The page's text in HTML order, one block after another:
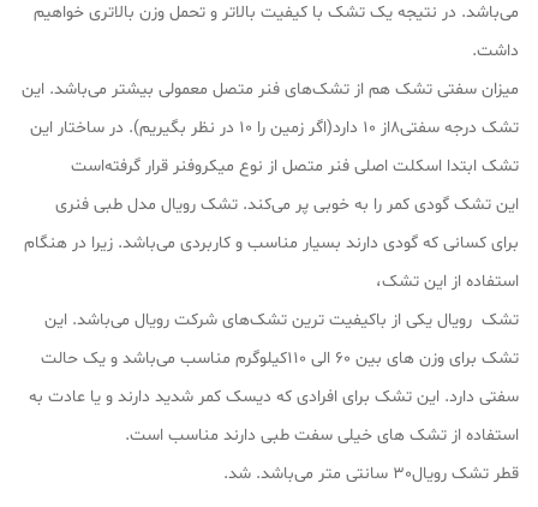
می‌باشد. در نتیجه یک تشک با کیفیت بالاتر و تحمل وزن بالاتری خواهیم
داشت.
میزان سفتی تشک هم از تشک‎‌های فنر متصل معمولی بیشتر می‌باشد. این
تشک درجه سفتی8از 10 دارد(اگر زمین را 10 در نظر بگیریم). در ساختار این
تشک ابتدا اسکلت اصلی فنر متصل از نوع میکروفنر قرار گرفته‌است
این تشک گودی کمر را به خوبی پر می‌کند. تشک رویال مدل طبی فنری
برای کسانی که گودی دارند بسیار مناسب و کاربردی می‌باشد. زیرا در هنگام
استفاده از این تشک،
تشک رویال یکی از باکیفیت ترین تشک‌های شرکت رویال می‌باشد. این
تشک برای وزن های بین 60 الی 110کیلوگرم مناسب می‌باشد و یک حالت
سفتی دارد. این تشک برای افرادی که دیسک کمر شدید دارند و یا عادت به
استفاده از تشک های خیلی سفت طبی دارند مناسب است.
قطر تشک رویال30 سانتی متر می‌باشد. شد.